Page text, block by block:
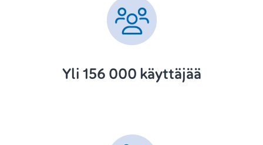
Yli 156 000 käyttäjää